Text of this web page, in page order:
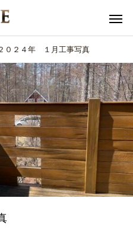
０２４年 １月工事写真